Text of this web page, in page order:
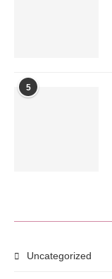
5
Uncategorized